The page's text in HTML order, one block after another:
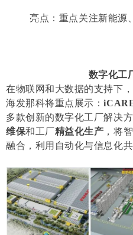
亮点：重点关注新能源
数字化工
在物联网和大数据的支持下
海发那科将重点展示：
多款创新的数字化工厂解决
维保和工厂精益化生产 ，将
融合，利用自动化与信息化